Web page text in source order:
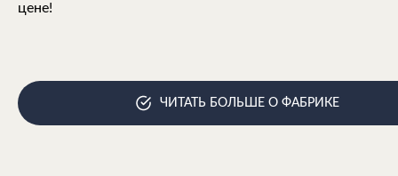
цене!
ЧИТАТЬ БОЛЬШЕ О ФАБРИКЕ